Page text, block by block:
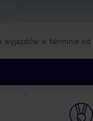
wyjazdów w terminie od